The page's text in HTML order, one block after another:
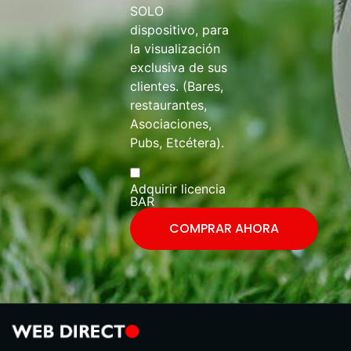
SOLO
dispositivo, para
la visualización
exclusiva de sus
clientes. (Bares,
restaurantes,
Asociaciones,
Pubs, Etcétera).
Adquirir licencia
BAR
COMPRAR AHORA